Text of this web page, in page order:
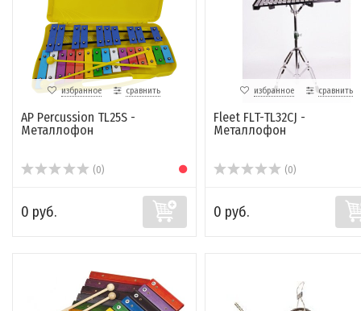
избранное сравнить
AP Percussion TL25S -
Металлофон
(0)
0 руб.
избранное сравнить
Fleet FLT-TL32CJ -
Металлофон
(0)
0 руб.